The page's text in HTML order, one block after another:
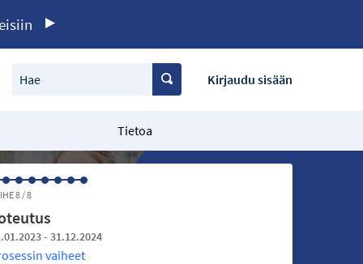
Hae Kirjaudu sisään
Tietoa
8 / 8
- 31.12.2024
vaiheet